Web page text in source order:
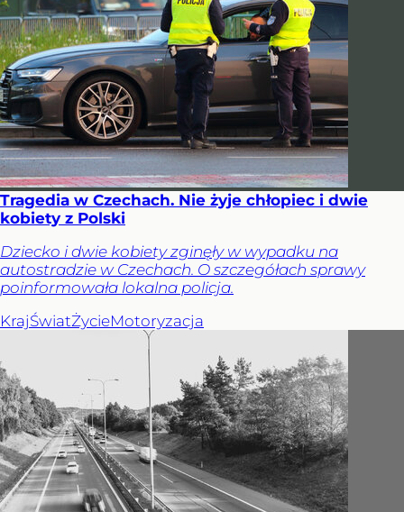
Tragedia w Czechach. Nie żyje chłopiec i dwie
kobiety z Polski
Dziecko i dwie kobiety zginęły w wypadku na
autostradzie w Czechach. O szczegółach sprawy
poinformowała lokalna policja.
KrajŚwiatŻycieMotoryzacja